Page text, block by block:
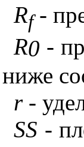
Rf -
R0 -
ниже
r -
SS -